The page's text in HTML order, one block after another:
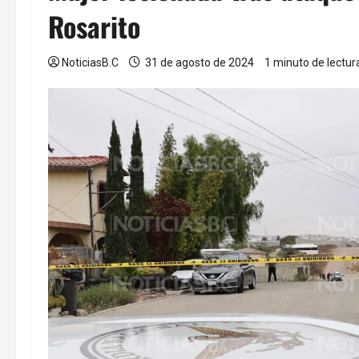
Rosarito
NoticiasB.C 31 de agosto de 2024 1 minuto de